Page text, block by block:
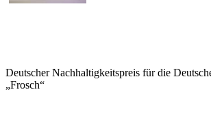
Deutscher Nachhaltigkeitspreis für die
„Frosch“